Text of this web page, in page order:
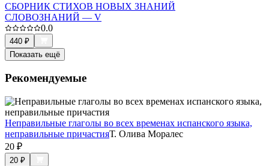
СБОРНИК СТИХОВ НОВЫХ ЗНАНИЙ
СЛОВОЗНАНИЙ — V
0.0
440 ₽
Показать ещё
Рекомендуемые
Неправильные глаголы во всех временах испанского языка,
неправильные причастияТ. Олива Моралес
20 ₽
20 ₽